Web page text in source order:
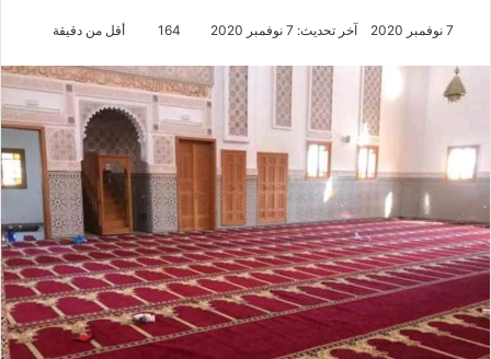
7 نوفمبر 2020 آخر تحديث: 7 نوفمبر 2020 164 أقل من دقيقة